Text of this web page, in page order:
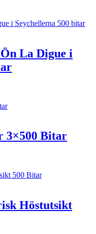
La Digue i
3×500 Bitar
Höstutsikt